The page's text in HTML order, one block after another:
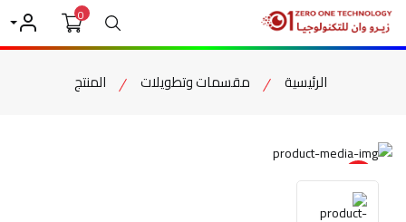
بحث0
حسابي
الرئيسية مقسمات وتطويلات المنتج
item view